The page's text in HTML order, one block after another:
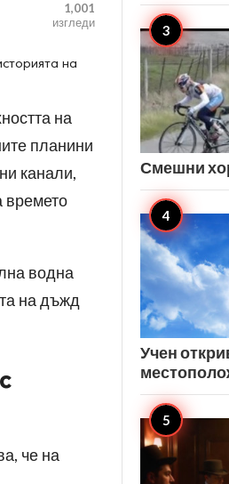
1,001
изгледи
на
на
планини
канали,
времето
водна
на дъжд
че на
Смешни
Учен